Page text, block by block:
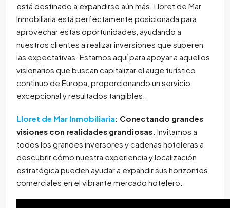
está destinado a expandirse aún más. Lloret de Mar
Inmobiliaria está perfectamente posicionada para
aprovechar estas oportunidades, ayudando a
nuestros clientes a realizar inversiones que superen
las expectativas. Estamos aquí para apoyar a aquellos
visionarios que buscan capitalizar el auge turístico
continuo de Europa, proporcionando un servicio
excepcional y resultados tangibles.
Lloret de Mar Inmobiliaria: Conectando grandes
visiones con realidades grandiosas. Invitamos a
todos los grandes inversores y cadenas hoteleras a
descubrir cómo nuestra experiencia y localización
estratégica pueden ayudar a expandir sus horizontes
comerciales en el vibrante mercado hotelero.